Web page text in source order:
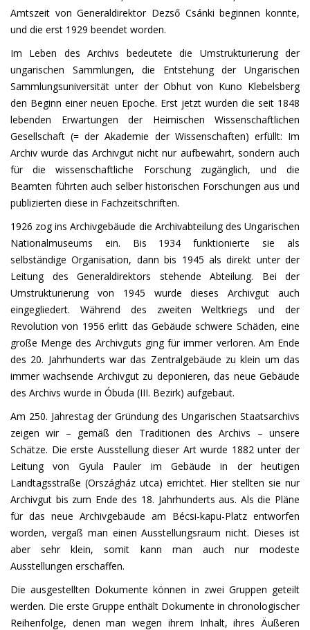
Amtszeit von Generaldirektor Dezső Csánki beginnen konnte,
und die erst 1929 beendet worden.
Im Leben des Archivs bedeutete die Umstrukturierung der
ungarischen Sammlungen, die Entstehung der Ungarischen
Sammlungsuniversität unter der Obhut von Kuno Klebelsberg
den Beginn einer neuen Epoche. Erst jetzt wurden die seit 1848
lebenden Erwartungen der Heimischen Wissenschaftlichen
Gesellschaft (= der Akademie der Wissenschaften) erfüllt: Im
Archiv wurde das Archivgut nicht nur aufbewahrt, sondern auch
für die wissenschaftliche Forschung zugänglich, und die
Beamten führten auch selber historischen Forschungen aus und
publizierten diese in Fachzeitschriften.
1926 zog ins Archivgebäude die Archivabteilung des Ungarischen
Nationalmuseums ein. Bis 1934 funktionierte sie als
selbständige Organisation, dann bis 1945 als direkt unter der
Leitung des Generaldirektors stehende Abteilung. Bei der
Umstrukturierung von 1945 wurde dieses Archivgut auch
eingegliedert. Während des zweiten Weltkriegs und der
Revolution von 1956 erlitt das Gebäude schwere Schäden, eine
große Menge des Archivguts ging für immer verloren. Am Ende
des 20. Jahrhunderts war das Zentralgebäude zu klein um das
immer wachsende Archivgut zu deponieren, das neue Gebäude
des Archivs wurde in Óbuda (III. Bezirk) aufgebaut.
Am 250. Jahrestag der Gründung des Ungarischen Staatsarchivs
zeigen wir – gemäß den Traditionen des Archivs – unsere
Schätze. Die erste Ausstellung dieser Art wurde 1882 unter der
Leitung von Gyula Pauler im Gebäude in der heutigen
Landtagsstraße (Országház utca) errichtet. Hier stellten sie nur
Archivgut bis zum Ende des 18. Jahrhunderts aus. Als die Pläne
für das neue Archivgebäude am Bécsi-kapu-Platz entworfen
worden, vergaß man einen Ausstellungsraum nicht. Dieses ist
aber sehr klein, somit kann man auch nur modeste
Ausstellungen erschaffen.
Die ausgestellten Dokumente können in zwei Gruppen geteilt
werden. Die erste Gruppe enthält Dokumente in chronologischer
Reihenfolge, denen man wegen ihrem Inhalt, ihres Äußeren